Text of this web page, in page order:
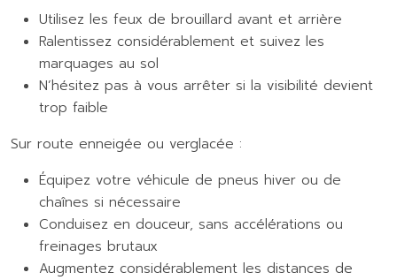
Utilisez les feux de brouillard avant et arrière
Ralentissez considérablement et suivez les
marquages au sol
N’hésitez pas à vous arrêter si la visibilité devient
trop faible
Sur route enneigée ou verglacée :
Équipez votre véhicule de pneus hiver ou de
chaînes si nécessaire
Conduisez en douceur, sans accélérations ou
freinages brutaux
Augmentez considérablement les distances de